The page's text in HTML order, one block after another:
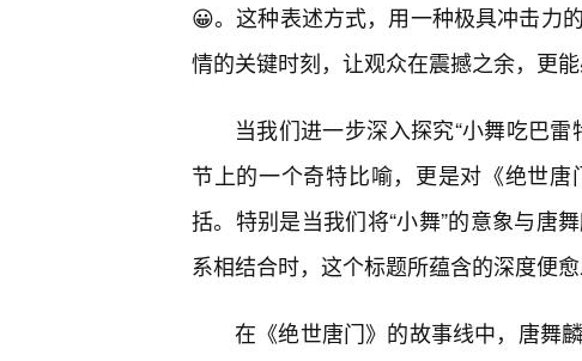
😀。这种表述方式，用一种极具冲击力
情的关键时刻，让观众在震撼之余，更
当我们进一步深入探究“小舞吃巴
节上的一个奇特比喻，更是对《绝世
括。特别是当我们将“小舞”的意象与唐
系相结合时，这个标题所蕴含的深度便愈
在《绝世唐门》的故事线中，唐舞